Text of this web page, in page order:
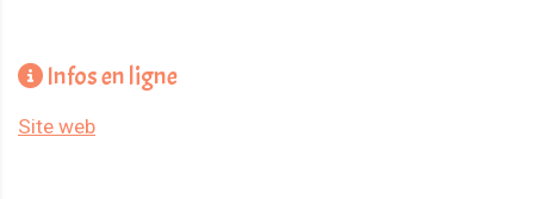
Infos en ligne
Site web